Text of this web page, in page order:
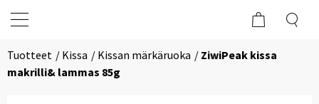
Tuotteet Kissa Kissan märkäruoka
ZiwiPeak kissa
makrilli& lammas 85g